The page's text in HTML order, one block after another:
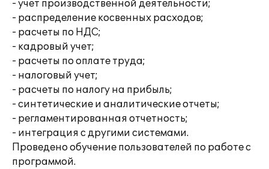
- учет производственной деятельности;
- распределение косвенных расходов;
- расчеты по НДС;
- кадровый учет;
- расчеты по оплате труда;
- налоговый учет;
- расчеты по налогу на прибыль;
- синтетические и аналитические отчеты;
- регламентированная отчетность;
- интеграция с другими системами.
Проведено обучение пользователей по работе с
программой.